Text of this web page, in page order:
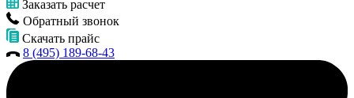
Заказать расчет
Обратный звонок
Скачать прайс
8 (495) 189-68-43